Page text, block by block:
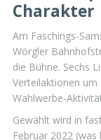
Charakter
Am Faschings-
Wörgler
die Bühne. Sechs
Verteilaktionen
Wahlwerbe-
Gewählt wird in
Februar 2022